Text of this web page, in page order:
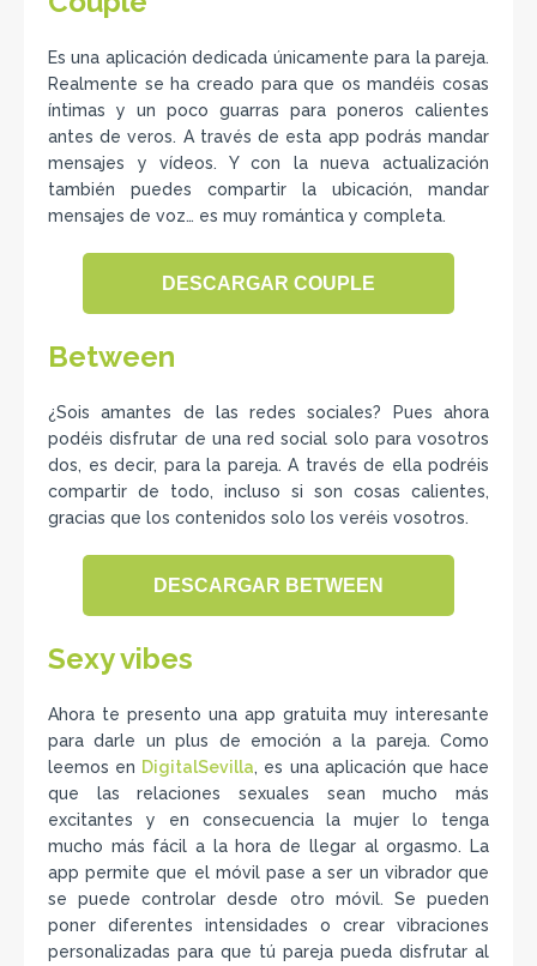
Es una aplicación dedicada únicamente para la pareja.
Realmente se ha creado para que os mandéis cosas
íntimas y un poco guarras para poneros calientes
antes de veros. A través de esta app podrás mandar
mensajes y vídeos. Y con la nueva actualización
también puedes compartir la ubicación, mandar
mensajes de voz… es muy romántica y completa.
DESCARGAR COUPLE
Between
¿Sois amantes de las redes sociales? Pues ahora
podéis disfrutar de una red social solo para vosotros
dos, es decir, para la pareja. A través de ella podréis
compartir de todo, incluso si son cosas calientes,
gracias que los contenidos solo los veréis vosotros.
DESCARGAR BETWEEN
Sexy vibes
Ahora te presento una app gratuita muy interesante
para darle un plus de emoción a la pareja. Como
leemos en DigitalSevilla, es una aplicación que hace
que las relaciones sexuales sean mucho más
excitantes y en consecuencia la mujer lo tenga
mucho más fácil a la hora de llegar al orgasmo. La
app permite que el móvil pase a ser un vibrador que
se puede controlar desde otro móvil. Se pueden
poner diferentes intensidades o crear vibraciones
personalizadas para que tú pareja pueda disfrutar al